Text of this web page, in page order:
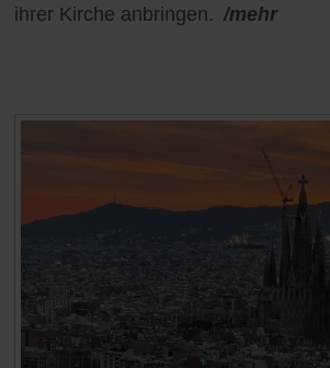
ihrer Kirche anbringen. /mehr